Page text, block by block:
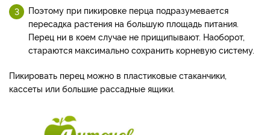
Поэтому при пикировке перца подразумевается
пересадка растения на большую площадь питания.
Перец ни в коем случае не прищипывают. Наоборот,
стараются максимально сохранить корневую систему.
Пикировать перец можно в пластиковые стаканчики,
кассеты или большие рассадные ящики.